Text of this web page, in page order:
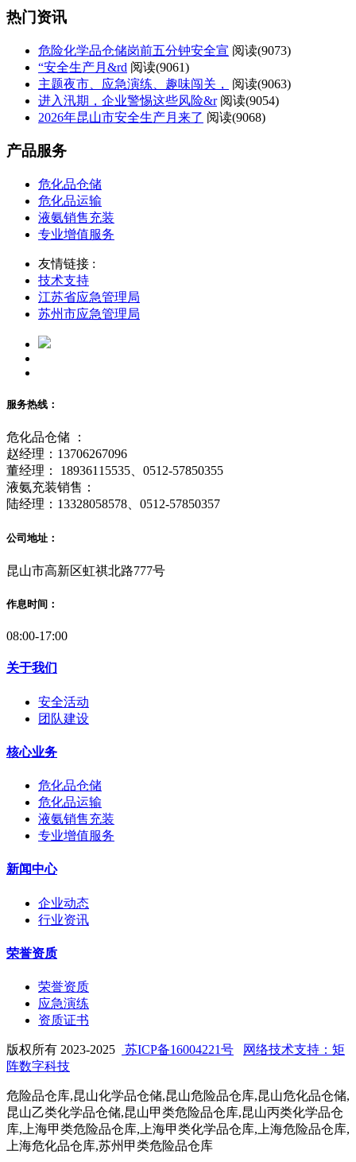
热门资讯
危险化学品仓储岗前五分钟安全宣 阅读(9073)
“安全生产月&rd 阅读(9061)
主题夜市、应急演练、趣味闯关，
阅读(9063)
进入汛期，企业警惕这些风险&r 阅读(9054)
2026年昆山市安全生产月来了 阅读(9068)
产品服务
危化品仓储
危化品运输
液氨销售充装
专业增值服务
友情链接 :
技术支持
江苏省应急管理局
苏州市应急管理局
服务热线：
危化品仓储 ：
赵经理：13706267096
董经理： 18936115535、0512-57850355
液氨充装销售：
陆经理：13328058578、0512-57850357
公司地址：
昆山市高新区虹祺北路777号
作息时间：
08:00-17:00
关于我们
安全活动
团队建设
核心业务
危化品仓储
危化品运输
液氨销售充装
专业增值服务
新闻中心
企业动态
行业资讯
荣誉资质
荣誉资质
应急演练
资质证书
版权所有 2023-2025 苏ICP备16004221号
网络技术支持：矩
阵数字科技
危险品仓库,昆山化学品仓储,昆山危险品仓库,昆山危化品仓储,
昆山乙类化学品仓储,昆山甲类危险品仓库,昆山丙类化学品仓
库,上海甲类危险品仓库,上海甲类化学品仓库,上海危险品仓库,
上海危化品仓库,苏州甲类危险品仓库